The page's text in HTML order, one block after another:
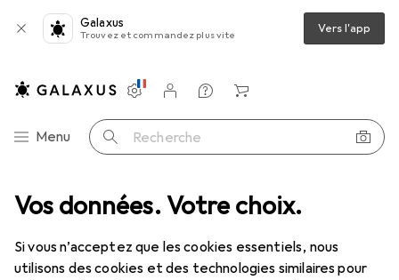
Vos données. Votre choix.
Si vous n’acceptez que les cookies essentiels, nous
utilisons des cookies et des technologies similaires pour
Galaxus
Trouvez et commandez plus vite Vers l'app
Navigation par catégorie
Menu Recherche
Paramètres
Compte client
Listes de comparaison
Listes d'envies
Panier
St - Micro USB right angled - 2m - USB to Micro USB Charge Cable